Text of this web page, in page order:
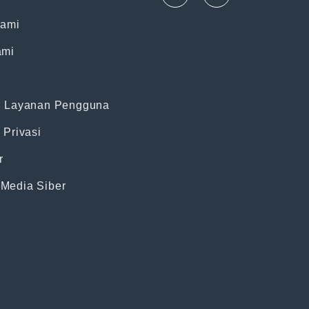
Layanan Pengguna
Privasi
Siber